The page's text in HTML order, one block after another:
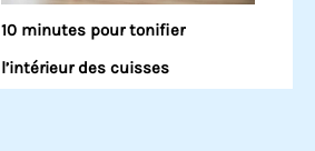
10 minutes pour tonifier
l’intérieur des cuisses